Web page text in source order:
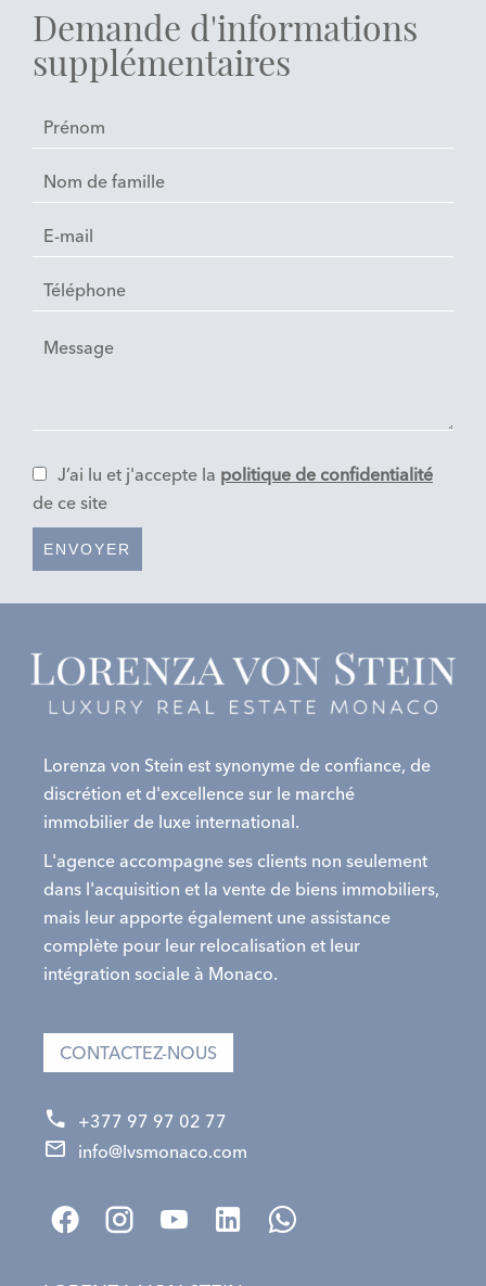
Demande d'informations
supplémentaires
J’ai lu et j'accepte la politique de confidentialité
de ce site
ENVOYER
Lorenza von Stein est synonyme de confiance, de
discrétion et d'excellence sur le marché
immobilier de luxe international.
L'agence accompagne ses clients non seulement
dans l'acquisition et la vente de biens immobiliers,
mais leur apporte également une assistance
complète pour leur relocalisation et leur
intégration sociale à Monaco.
CONTACTEZ-NOUS
+377 97 97 02 77
info@lvsmonaco.com